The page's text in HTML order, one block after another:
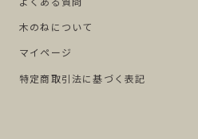
木のねについて
マイページ
特定商取引法に基づく表記